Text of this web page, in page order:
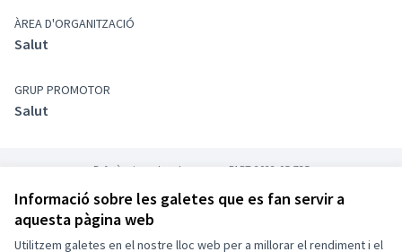
Informació sobre les galetes que es fan servir a
aquesta pàgina web
Utilitzem galetes en el nostre lloc web per a millorar el rendiment i el
ÀREA D'ORGANITZACIÓ
Salut
GRUP PROMOTOR
Salut
Referència: palauplegamans-PART-2022-05-735
Termes i condicions d'ús
Configuració de les galetes